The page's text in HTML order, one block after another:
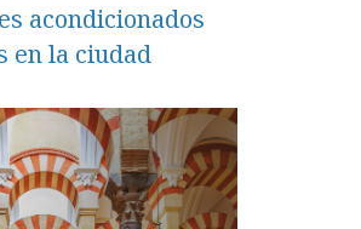
acondicionados
en la ciudad